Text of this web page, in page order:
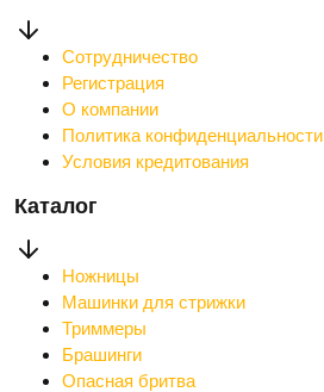
Сотрудничество
Регистрация
О компании
Политика конфиденциальности
Условия кредитования
Каталог
Ножницы
Машинки для стрижки
Триммеры
Брашинги
Опасная бритва